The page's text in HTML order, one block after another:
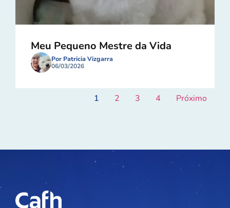
Meu Pequeno Mestre da Vida
Por Patricia Vizgarra
06/03/2026
1 2 3 4 Próximo